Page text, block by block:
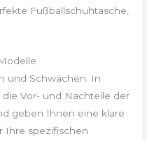
Fußballschuhtasche,
und Schwächen. In
Vor- und Nachteile der
geben Ihnen eine klare
Ihre spezifischen